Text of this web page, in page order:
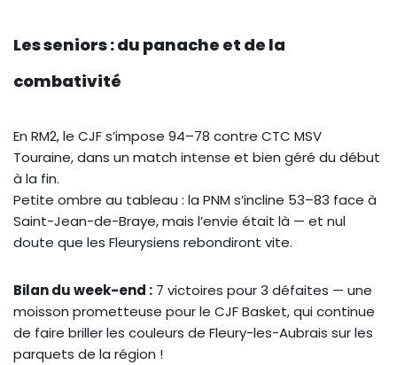
Les seniors : du panache et de la
combativité
En RM2, le CJF s’impose 94–78 contre CTC MSV
Touraine, dans un match intense et bien géré du début
à la fin.
Petite ombre au tableau : la PNM s’incline 53–83 face à
Saint-Jean-de-Braye, mais l’envie était là — et nul
doute que les Fleurysiens rebondiront vite.
Bilan du week-end : 7 victoires pour 3 défaites — une
moisson prometteuse pour le CJF Basket, qui continue
de faire briller les couleurs de Fleury-les-Aubrais sur les
parquets de la région !